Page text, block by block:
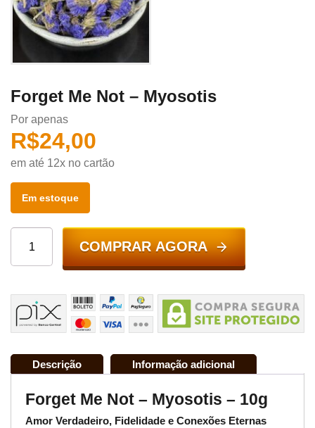
Forget Me Not – Myosotis
Por apenas
R$24,00
em até 12x no cartão
Em estoque
COMPRAR AGORA
Descrição Informação adicional
Forget Me Not – Myosotis – 10g
Amor Verdadeiro, Fidelidade e Conexões Eternas